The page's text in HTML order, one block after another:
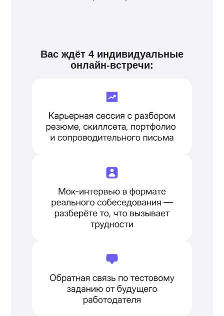
Вас ждёт 4 индивидуальные
онлайн-встречи: